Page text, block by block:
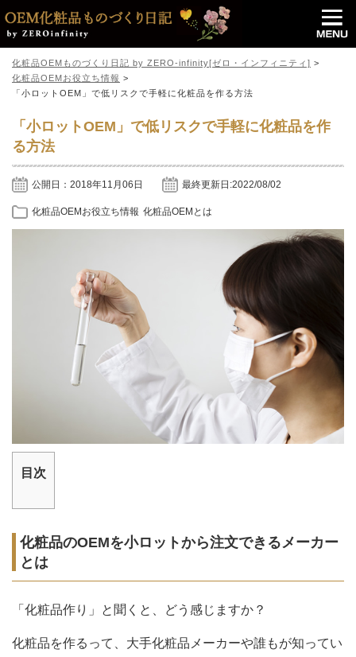
化粧品OEMものづくり日記 by ZERO-infinity[ゼロ・インフィニティ] >
化粧品OEMお役立ち情報 >
「小ロットOEM」で低リスクで手軽に化粧品を作る方法
「小ロットOEM」で低リスクで手軽に化粧品を作
る方法
公開日：2018年11月06日 最終更新日:2022/08/02
化粧品OEMお役立ち情報 化粧品OEMとは
目次
化粧品のOEMを小ロットから注文できるメーカー
とは
「化粧品作り」と聞くと、どう感じますか？
化粧品を作るって、大手化粧品メーカーや誰もが知ってい